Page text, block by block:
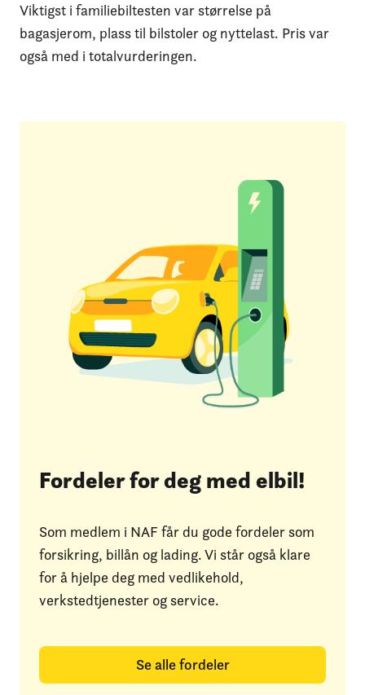
Viktigst i familiebiltesten var størrelse på
bagasjerom, plass til bilstoler og nyttelast. Pris var
også med i totalvurderingen.
Fordeler for deg med elbil!
Som medlem i NAF får du gode fordeler som
forsikring, billån og lading. Vi står også klare
for å hjelpe deg med vedlikehold,
verkstedtjenester og service.
Se alle fordeler